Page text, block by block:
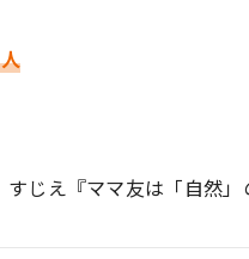
すじえ『ママ友は「自然